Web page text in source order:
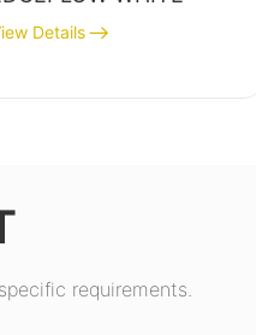
Details
requirements.